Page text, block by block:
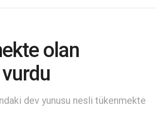
olan
dev yunusu nesli tükenmekte